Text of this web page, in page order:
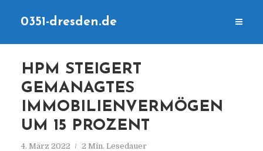
0351-dresden.de
HPM STEIGERT
GEMANAGTES
IMMOBILIENVERMÖGEN
UM 15 PROZENT
4. März 2022 2 Min. Lesedauer